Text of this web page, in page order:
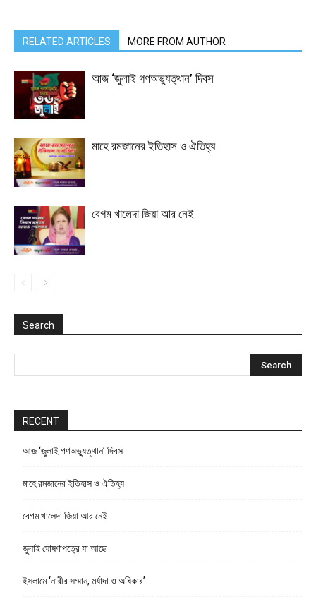
RELATED ARTICLES MORE FROM AUTHOR
আজ ‘জুলাই গণঅভ্যুত্থান’ দিবস
মাহে রমজানের ইতিহাস ও ঐতিহ্য
বেগম খালেদা জিয়া আর নেই
Search
RECENT
আজ ‘জুলাই গণঅভ্যুত্থান’ দিবস
মাহে রমজানের ইতিহাস ও ঐতিহ্য
বেগম খালেদা জিয়া আর নেই
জুলাই ঘোষণাপত্রে যা আছে
ইসলামে ‘নারীর সম্মান, মর্যাদা ও অধিকার’